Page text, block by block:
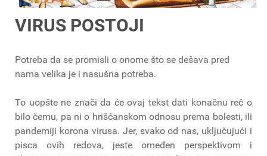
VIRUS POSTOJI
Potreba da se promisli o onome što se dešava pred
nama velika je i nasušna potreba.
To uopšte ne znači da će ovaj tekst dati konačnu reč o
bilo čemu, pa ni o hrišćanskom odnosu prema bolesti, ili
pandemiji korona virusa. Jer, svako od nas, uključujući i
pisca ovih redova, jeste omeđen perspektivom i